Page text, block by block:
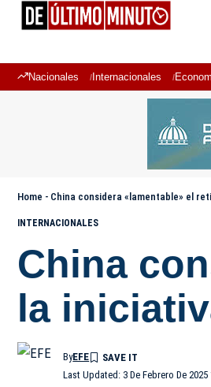
Nacionales Internacionales
Home - China considera «lamentable» el
INTERNACIONALES
China
la
Last Updated: 3 De Febrero De 2025
ByEFE